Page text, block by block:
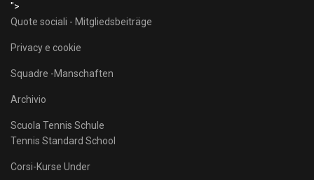
">
Quote sociali - Mitgliedsbeiträge
Privacy e cookie
Squadre -Manschaften
Archivio
Scuola Tennis Schule
Tennis Standard School
Corsi-Kurse Under